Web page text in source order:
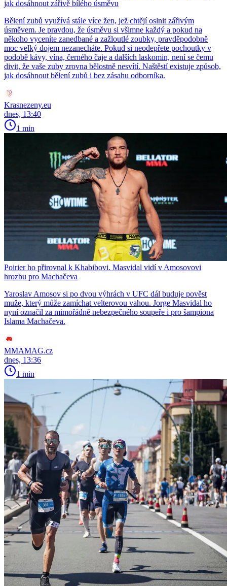
jak dosáhnout zářivě bílého úsměvu
Bělení zubů využívá stále více žen, jež chtějí oslnit zářivým
úsměvem. Je pravdou, že úsměvu si všimne každý a pokud na
někoho vyceníte zanedbané a zažloutlé zoubky, pravděpodobně
moc velký dojem nezanecháte. Pokud si neodepřete pochoutky v
podobě kávy, vína, černého čaje a dalších laskomin, není se čemu
divit, že vaše zuby zrovna bělostně nesvítí. Naštěstí existuje způsob,
jak dosáhnout bělení zubů i bez zásahu odborníka.
Krasnezeny.eu
dnes, 13:40
1 min
Poirier ho přirovnal k Khabibovi. Masvidal vidí v Amosovovi
hrozbu pro Machačeva
Yaroslav Amosov si po dvou výhrách v UFC dál buduje pověst
muže, který může zamíchat velterovou vahou. Jorge Masvidal ho
nyní označil za mimořádně nebezpečného soupeře i pro šampiona
Islama Machačeva.
MMAMAG.cz
dnes, 13:36
1 min